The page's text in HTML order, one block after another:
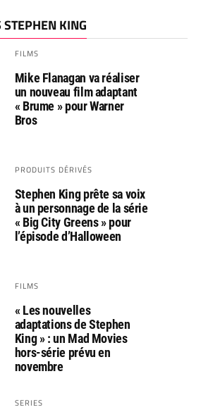
STEPHEN KING
FILMS
Mike Flanagan va réaliser
un nouveau film adaptant
« Brume » pour Warner
Bros
PRODUITS DÉRIVÉS
Stephen King prête sa voix
à un personnage de la série
« Big City Greens » pour
l’épisode d’Halloween
FILMS
« Les nouvelles
adaptations de Stephen
King » : un Mad Movies
hors-série prévu en
novembre
SERIES